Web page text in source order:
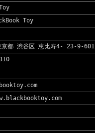
Toy
京都 渋谷区 恵比寿4- 23-9-601